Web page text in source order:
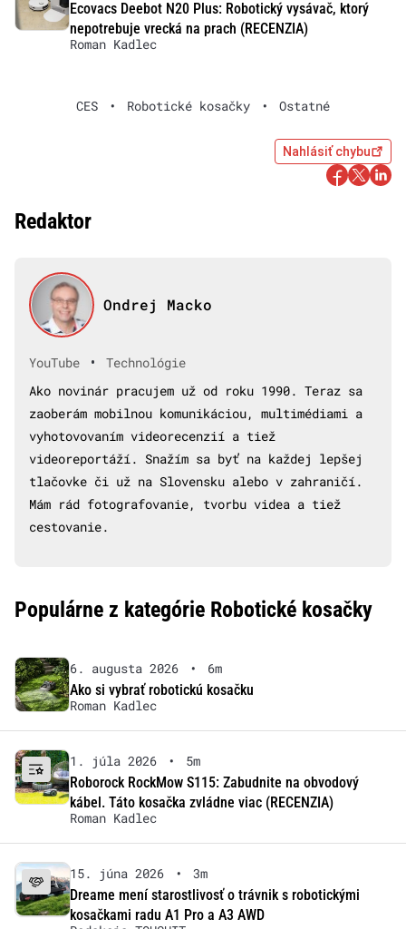
Ecovacs Deebot N20 Plus: Robotický vysávač, ktorý
nepotrebuje vrecká na prach (RECENZIA)
Roman Kadlec
CES • Robotické kosačky • Ostatné
Nahlásiť chybu
Redaktor
Ondrej Macko
YouTube •
Technológie
Ako novinár pracujem už od roku 1990. Teraz sa
zaoberám mobilnou komunikáciou, multimédiami a
vyhotovovaním videorecenzií a tiež
videoreportáží. Snažím sa byť na každej lepšej
tlačovke či už na Slovensku alebo v zahraničí.
Mám rád fotografovanie, tvorbu videa a tiež
cestovanie.
Populárne z kategórie Robotické kosačky
6. augusta 2026 •
6m
Ako si vybrať robotickú kosačku
Roman Kadlec
1. júla 2026 •
5m
Roborock RockMow S115: Zabudnite na obvodový
kábel. Táto kosačka zvládne viac (RECENZIA)
Roman Kadlec
15. júna 2026 •
3m
Dreame mení starostlivosť o trávnik s robotickými
kosačkami radu A1 Pro a A3 AWD